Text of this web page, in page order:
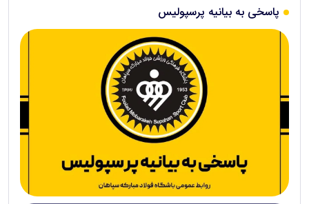
پاسخی به بیانیه پرسپولیس